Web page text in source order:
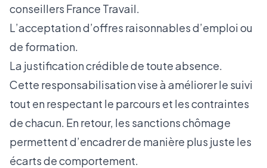
conseillers France Travail.
L’acceptation d’offres raisonnables d’emploi ou
de formation.
La justification crédible de toute absence.
Cette responsabilisation vise à améliorer le suivi
tout en respectant le parcours et les contraintes
de chacun. En retour, les sanctions chômage
permettent d’encadrer de manière plus juste les
écarts de comportement.